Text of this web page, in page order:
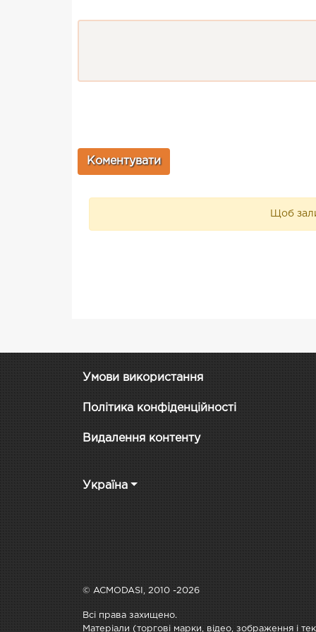
Щоб
Умови використання
Політика конфіденційності
Видалення контенту
Україна
© ACMODASI, 2010 -2026
Всі права захищено.
Матеріали (торгові марки, відео, зображення і